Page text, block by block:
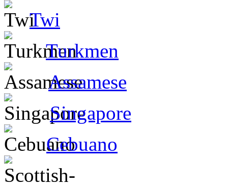
Twi
Turkmen
Assamese
Singapore
Cebuano